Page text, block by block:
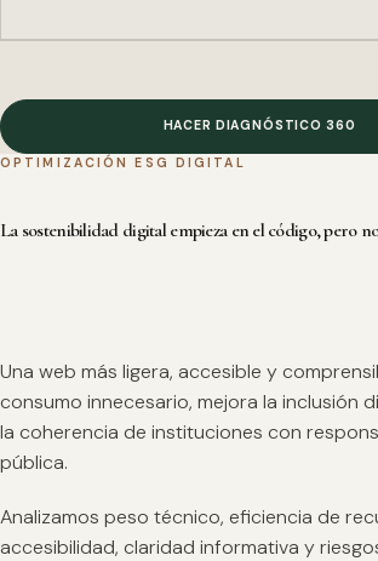
HACER DIAGNÓSTICO 360
OPTIMIZACIÓN ESG DIGITAL
La sostenibilidad digital empieza en el código, pero
Una web más ligera, accesible y
consumo innecesario, mejora la inclusión
la coherencia de instituciones con
pública.
Analizamos peso técnico, eficiencia de
accesibilidad, claridad informativa y